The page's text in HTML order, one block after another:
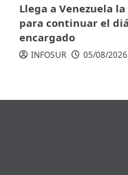
Llega a Venezuela
para continuar el
encargado
INFOSUR 05/08/2026